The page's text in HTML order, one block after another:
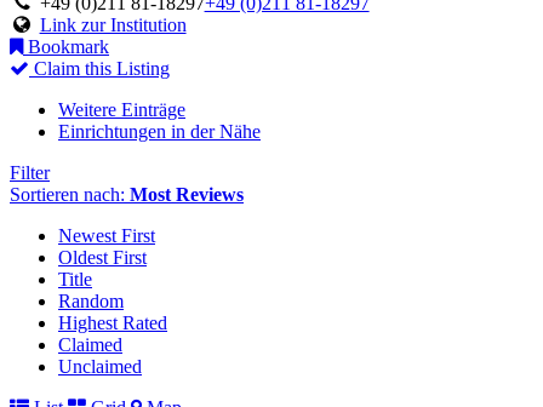
Link zur Institution
Bookmark
Claim this Listing
Weitere Einträge
Einrichtungen in der Nähe
Filter
Sortieren nach: Most Reviews
Newest First
Oldest First
Title
Random
Highest Rated
Claimed
Unclaimed